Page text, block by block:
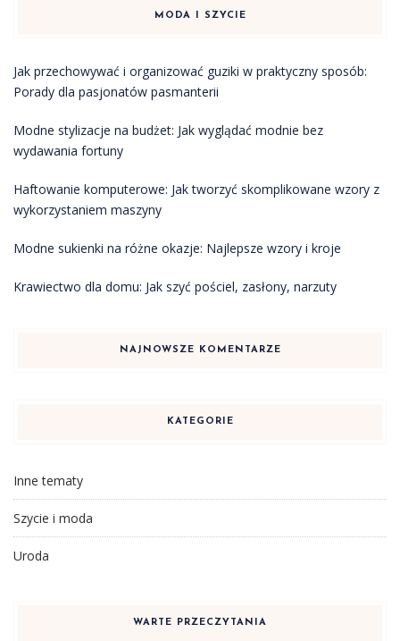
MODA I SZYCIE
Jak przechowywać i organizować guziki w praktyczny sposób:
Porady dla pasjonatów pasmanterii
Modne stylizacje na budżet: Jak wyglądać modnie bez
wydawania fortuny
Haftowanie komputerowe: Jak tworzyć skomplikowane wzory z
wykorzystaniem maszyny
Modne sukienki na różne okazje: Najlepsze wzory i kroje
Krawiectwo dla domu: Jak szyć pościel, zasłony, narzuty
NAJNOWSZE KOMENTARZE
KATEGORIE
Inne tematy
Szycie i moda
Uroda
WARTE PRZECZYTANIA